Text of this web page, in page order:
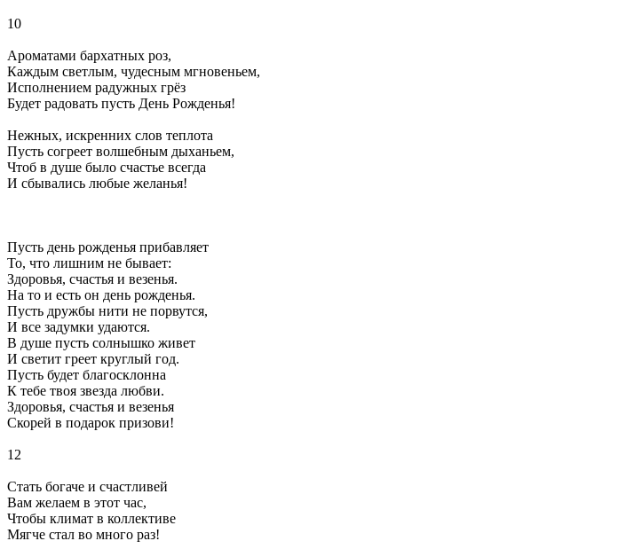
10
Ароматами бархатных роз,
Каждым светлым, чудесным мгновеньем,
Исполнением радужных грёз
Будет радовать пусть День Рожденья!
Нежных, искренних слов теплота
Пусть согреет волшебным дыханьем,
Чтоб в душе было счастье всегда
И сбывались любые желанья!
Пусть день рожденья прибавляет
То, что лишним не бывает:
Здоровья, счастья и везенья.
На то и есть он день рожденья.
Пусть дружбы нити не порвутся,
И все задумки удаются.
В душе пусть солнышко живет
И светит греет круглый год.
Пусть будет благосклонна
К тебе твоя звезда любви.
Здоровья, счастья и везенья
Скорей в подарок призови!
12
Стать богаче и счастливей
Вам желаем в этот час,
Чтобы климат в коллективе
Мягче стал во много раз!